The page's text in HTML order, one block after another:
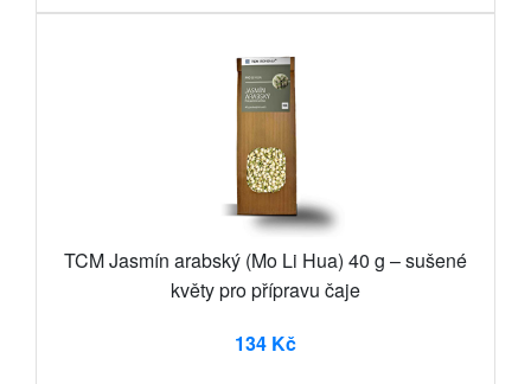
TCM Jasmín arabský (Mo Li Hua) 40 g – sušené
květy pro přípravu čaje
134 Kč